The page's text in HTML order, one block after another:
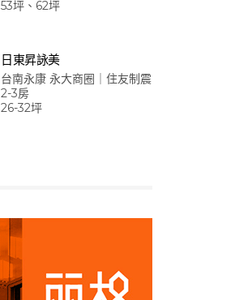
53坪、62坪
日東昇詠美
台南永康 永大商圈｜住友制震
2-3房
26-32坪